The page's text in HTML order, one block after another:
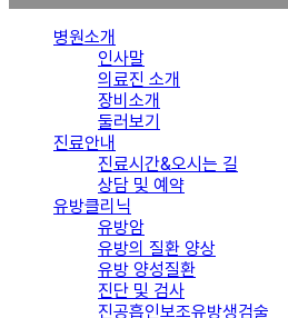
병원소개
인사말
의료진 소개
장비소개
둘러보기
진료안내
진료시간&오시는 길
상담 및 예약
유방클리닉
유방암
유방의 질환 양상
유방 양성질환
진단 및 검사
진공흡인보조유방생검술